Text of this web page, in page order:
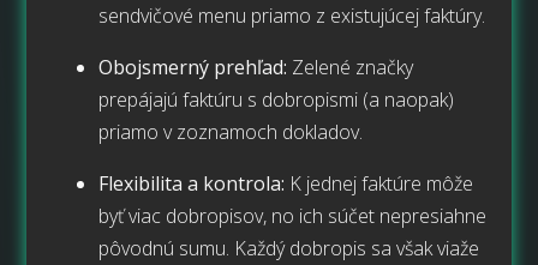
sendvičové menu priamo z existujúcej faktúry.
Obojsmerný prehľad: Zelené značky
prepájajú faktúru s dobropismi (a naopak)
priamo v zoznamoch dokladov.
Flexibilita a kontrola: K jednej faktúre môže
byť viac dobropisov, no ich súčet nepresiahne
pôvodnú sumu. Každý dobropis sa však viaže